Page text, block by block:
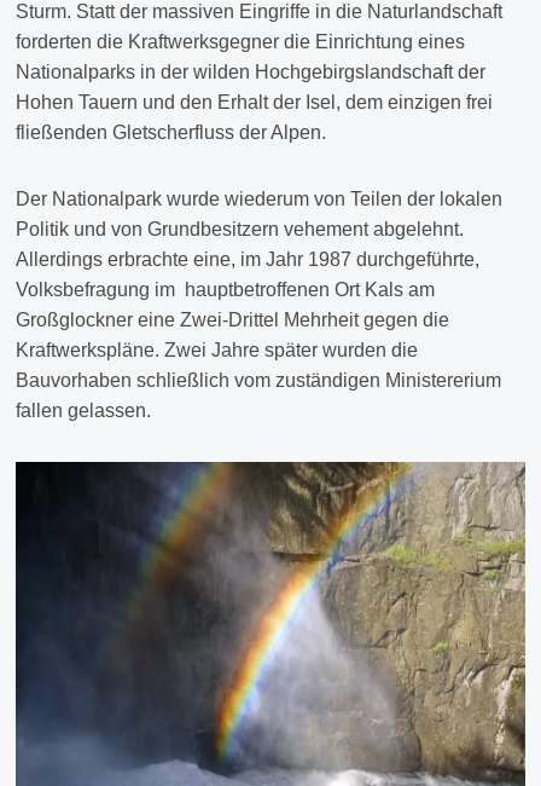
Sturm. Statt der massiven Eingriffe in die Naturlandschaft
forderten die Kraftwerksgegner die Einrichtung eines
Nationalparks in der wilden Hochgebirgslandschaft der
Hohen Tauern und den Erhalt der Isel, dem einzigen frei
fließenden Gletscherfluss der Alpen.
Der Nationalpark wurde wiederum von Teilen der lokalen
Politik und von Grundbesitzern vehement abgelehnt.
Allerdings erbrachte eine, im Jahr 1987 durchgeführte,
Volksbefragung im hauptbetroffenen Ort Kals am
Großglockner eine Zwei-Drittel Mehrheit gegen die
Kraftwerkspläne. Zwei Jahre später wurden die
Bauvorhaben schließlich vom zuständigen Ministererium
fallen gelassen.